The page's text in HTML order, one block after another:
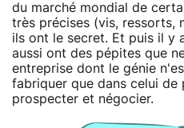
du marché mondial de
très précises (vis, ressorts,
ils ont le secret. Et puis il y
aussi ont des pépites que
entreprise dont le génie
fabriquer que dans celui de
prospecter et négocier.